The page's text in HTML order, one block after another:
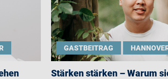
GASTBEITRAG
Stärken stärken – Warum